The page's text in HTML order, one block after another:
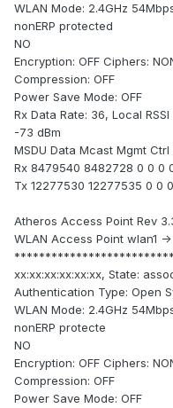
WLAN Mode: 2.4GHz
nonERP protected
NO
Encryption: OFF Ciphers:
Compression: OFF
Power Save Mode: OFF
Rx Data Rate: 36, Local
-73 dBm
MSDU Data Mcast Mgmt Ctrl
Rx 8479540 8482728 0 0 0
Tx 12277530 12277535 0 0
Atheros Access Point Rev
WLAN Access Point wlan1 -
xx:xx:xx:xx:xx:xx, State:
Authentication Type: Open
WLAN Mode: 2.4GHz
nonERP protecte
NO
Encryption: OFF Ciphers:
Compression: OFF
Power Save Mode: OFF